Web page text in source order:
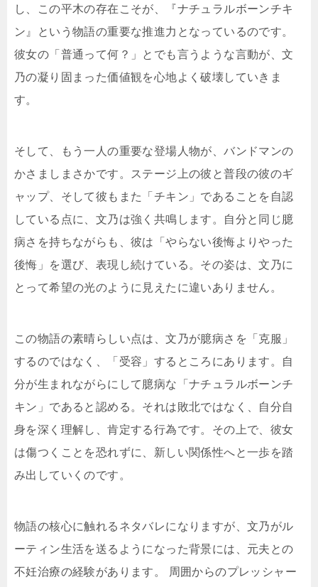
し、この平木の存在こそが、『ナチュラルボーンチキ
ン』という物語の重要な推進力となっているのです。
彼女の「普通って何？」とでも言うような言動が、文
乃の凝り固まった価値観を心地よく破壊していきま
す。
そして、もう一人の重要な登場人物が、バンドマンの
かさましまさかです。ステージ上の彼と普段の彼のギ
ャップ、そして彼もまた「チキン」であることを自認
している点に、文乃は強く共鳴します。自分と同じ臆
病さを持ちながらも、彼は「やらない後悔よりやった
後悔」を選び、表現し続けている。その姿は、文乃に
とって希望の光のように見えたに違いありません。
この物語の素晴らしい点は、文乃が臆病さを「克服」
するのではなく、「受容」するところにあります。自
分が生まれながらにして臆病な「ナチュラルボーンチ
キン」であると認める。それは敗北ではなく、自分自
身を深く理解し、肯定する行為です。その上で、彼女
は傷つくことを恐れずに、新しい関係性へと一歩を踏
み出していくのです。
物語の核心に触れるネタバレになりますが、文乃がル
ーティン生活を送るようになった背景には、元夫との
不妊治療の経験があります。 周囲からのプレッシャー